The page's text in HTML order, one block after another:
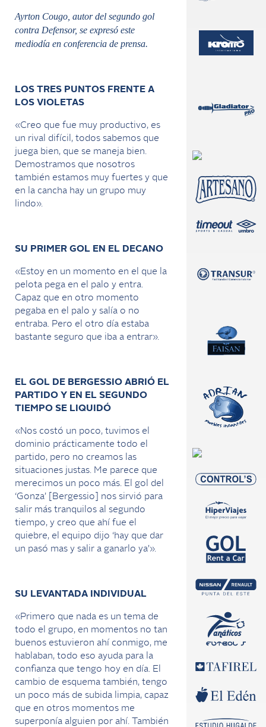
Ayrton Cougo, autor del segundo gol
contra Defensor, se expresó este
mediodía en conferencia de prensa.
LOS TRES PUNTOS FRENTE A
LOS VIOLETAS
«Creo que fue muy productivo, es
un rival difícil, todos sabemos que
juega bien, que se maneja bien.
Demostramos que nosotros
también estamos muy fuertes y que
en la cancha hay un grupo muy
lindo».
SU PRIMER GOL EN EL DECANO
«Estoy en un momento en el que la
pelota pega en el palo y entra.
Capaz que en otro momento
pegaba en el palo y salía o no
entraba. Pero el otro día estaba
bastante seguro que iba a entrar».
EL GOL DE BERGESSIO ABRIÓ EL
PARTIDO Y EN EL SEGUNDO
TIEMPO SE LIQUIDÓ
«Nos costó un poco, tuvimos el
dominio prácticamente todo el
partido, pero no creamos las
situaciones justas. Me parece que
merecimos un poco más. El gol del
‘Gonza’ [Bergessio] nos sirvió para
salir más tranquilos al segundo
tiempo, y creo que ahí fue el
quiebre, el equipo dijo ‘hay que dar
un pasó mas y salir a ganarlo ya'».
SU LEVANTADA INDIVIDUAL
«Primero que nada es un tema de
todo el grupo, en momentos no tan
buenos estuvieron ahí conmigo, me
hablaban, todo eso ayuda para la
confianza que tengo hoy en día. El
cambio de esquema también, tengo
un poco más de subida limpia, capaz
que en otros momentos me
superponía alguien por ahí. También